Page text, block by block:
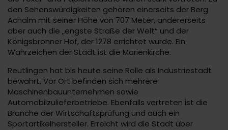
den Sehenswürdigkeiten gehören einerseits der Berg
Achalm mit seiner Höhe von 707 Meter, andererseits
aber auch die „engste Straße der Welt“ und der
Königsbronner Hof, der 1278 errichtet wurde. Ein
Wahrzeichen der Stadt ist die Marienkirche.
Reutlingen hat bis heute seine Rolle als Industriestadt
bewahrt. Vor Ort befinden sich mehrere
Maschinenbauunternehmen sowie
Automobilzulieferbetriebe. Ebenfalls vertreten ist die
Branche der Wirtschaftsprüfung und auch ein
Sportartikelhersteller. Erreicht wird die Stadt über